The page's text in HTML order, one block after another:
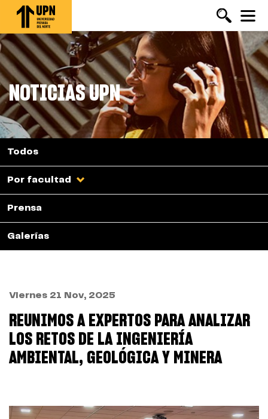
Pasar
contenido
principal
NOTICIAS UPN
Todos
Por facultad
Prensa
Galerías
Viernes 21 Nov, 2025
REUNIMOS A EXPERTOS PARA ANALIZAR
LOS RETOS DE LA INGENIERÍA
AMBIENTAL, GEOLÓGICA Y MINERA